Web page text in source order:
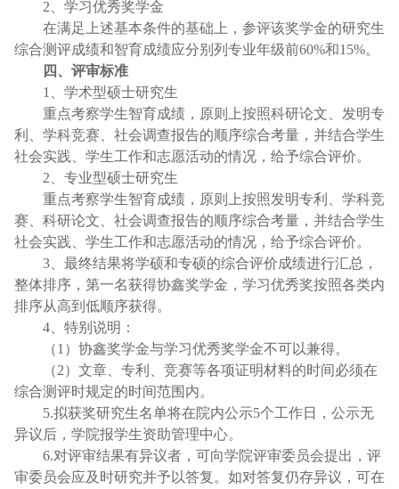
2 、学习优秀奖学金
在满足上述基本条件的基础上，参评该奖学金的研究生
综合测评成绩和智育成绩应分别列专业年级前60%和15%。
四、评审标准
1
、学术型硕士研究生
重点考察学生智育成绩，原则上按照科研论文、发明专
利、学科竞赛、社会调查报告的顺序综合考量，并结合学生
社会实践、学生工作和志愿活动的情况，给予综合评价。
2 、专业型硕士研究生
重点考察学生智育成绩，原则上按照发明专利、学科竞
赛、科研论文、社会调查报告的顺序综合考量，并结合学生
社会实践、学生工作和志愿活动的情况，给予综合评价。
3 、最终结果将学硕和专硕的综合评价成绩进行汇总，
整体排序，第一名获得协鑫奖学金，学习优秀奖按照各类内
排序从高到低顺序获得。
4 、特别说明：
（1 ）协鑫奖学金与学习优秀奖学金不可以兼得。
（2）文章、专利、竞赛等各项证明材料的时间必须在
综合测评时规定的时间范围内。
5.拟获奖研究生名单将在院内公示5个工作日，公示无
异议后，学院报学生资助管理中心。
6.对评审结果有异议者，可向学院评审委员会提出，评
审委员会应及时研究并予以答复。如对答复仍存异议，可在